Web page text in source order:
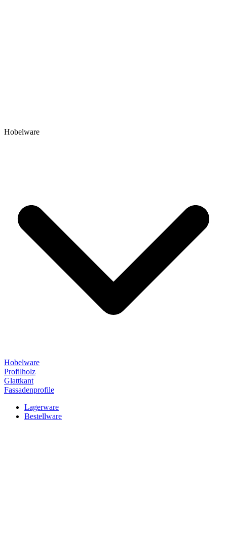
Hobelware
Hobelware
Profilholz
Glattkant
Fassadenprofile
Lagerware
Bestellware